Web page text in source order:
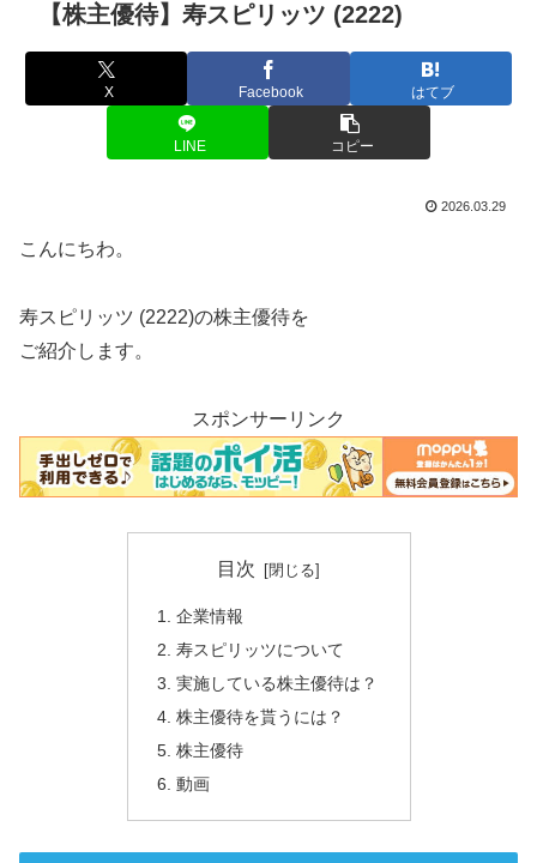
【株主優待】寿スピリッツ (2222)
X Facebook はてブ
LINE コピー
2026.03.29
こんにちわ。
寿スピリッツ (2222)の株主優待を
ご紹介します。
スポンサーリンク
目次
企業情報
寿スピリッツについて
実施している株主優待は？
株主優待を貰うには？
株主優待
動画